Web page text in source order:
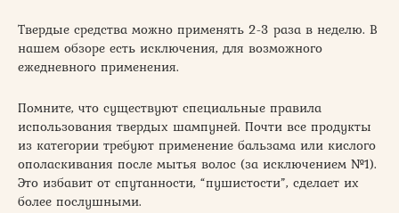
Твердые средства можно применять 2-3 раза в неделю. В
нашем обзоре есть исключения, для возможного
ежедневного применения.
Помните, что существуют специальные правила
использования твердых шампуней. Почти все продукты
из категории требуют применение бальзама или кислого
ополаскивания после мытья волос (за исключением №1).
Это избавит от спутанности, “пушистости”, сделает их
более послушными.